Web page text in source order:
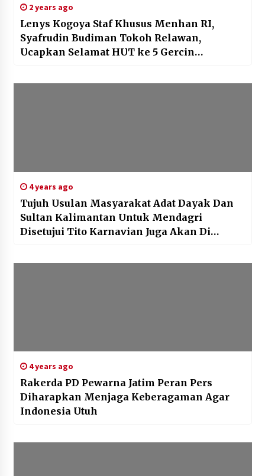
2 years ago
Lenys Kogoya Staf Khusus Menhan RI,
Syafrudin Budiman Tokoh Relawan,
Ucapkan Selamat HUT ke 5 Gercin
4 years ago
Tujuh Usulan Masyarakat Adat Dayak Dan
Sultan Kalimantan Untuk Mendagri
Disetujui Tito Karnavian Juga Akan Di
4 years ago
Rakerda PD Pewarna Jatim Peran Pers
Diharapkan Menjaga Keberagaman Agar
Indonesia Utuh